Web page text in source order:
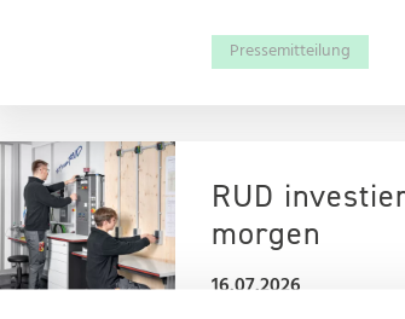
Pressemitteilung
RUD
morgen
16.07.2026